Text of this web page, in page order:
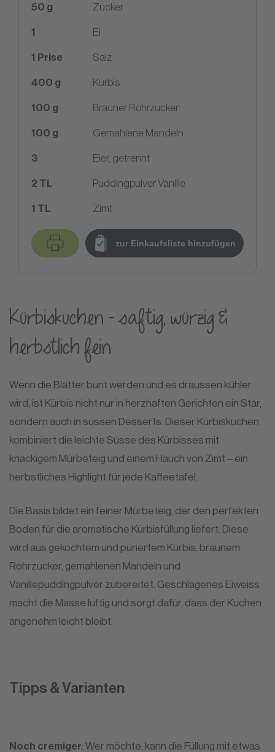
50 g Zucker
1 Ei
1 Prise Salz
400 g Kürbis
100 g Brauner Rohrzucker
100 g Gemahlene Mandeln
3 Eier, getrennt
2 TL Puddingpulver Vanille
1 TL Zimt
zur Einkaufsliste hinzufügen
Kürbiskuchen – saftig, würzig &
herbstlich fein
Wenn die Blätter bunt werden und es draussen kühler
wird, ist Kürbis nicht nur in herzhaften Gerichten ein Star,
sondern auch in süssen Desserts. Dieser Kürbiskuchen
kombiniert die leichte Süsse des Kürbisses mit
knackigem Mürbeteig und einem Hauch von Zimt – ein
herbstliches Highlight für jede Kaffeetafel.
Die Basis bildet ein feiner Mürbeteig, der den perfekten
Boden für die aromatische Kürbisfüllung liefert. Diese
wird aus gekochtem und püriertem Kürbis, braunem
Rohrzucker, gemahlenen Mandeln und
Vanillepuddingpulver zubereitet. Geschlagenes Eiweiss
macht die Masse luftig und sorgt dafür, dass der Kuchen
angenehm leicht bleibt.
Tipps & Varianten
Noch cremiger: Wer möchte, kann die Füllung mit etwas